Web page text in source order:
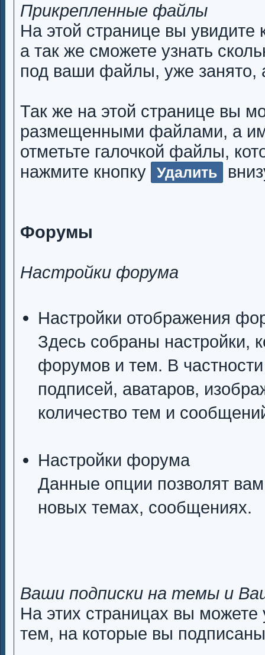
Прикрепленные файлы
На этой странице вы
а так же сможете узнать
под ваши файлы, уже занято,
Так же на этой странице вы
размещенными файлами, а
отметьте галочкой файлы,
нажмите кнопку
Удалить
Форумы
Настройки форума
Настройки отображения
Здесь собраны настройки,
форумов и тем. В
подписей, аватаров,
количество тем и
Настройки форума
Данные опции позволят
новых темах, сообщениях.
Ваши подписки на темы и
На этих страницах вы
тем, на которые вы